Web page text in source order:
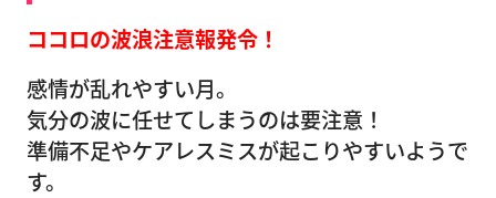
ココロの波浪注意報発令！
感情が乱れやすい月。
気分の波に任せてしまうのは要注意！
準備不足やケアレスミスが起こりやすいようで
す。